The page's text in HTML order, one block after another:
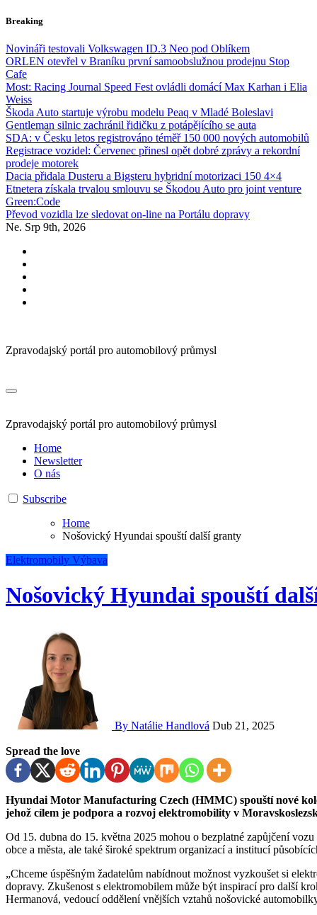
Skip
content
Breaking
Novináři testovali Volkswagen ID.3 Neo pod Oblíkem
ORLEN otevřel v Braníku první samoobslužnou prodejnu Stop
Cafe
Most: Racing Journal Speed Fest ovládli domácí Max Karhan i Elia
Weiss
Škoda Auto startuje výrobu modelu Peaq v Mladé Boleslavi
Gentleman silnic zachránil řidičku z potápějícího se auta
SDA: v Česku letos registrováno téměř 150 000 nových automobilů
Registrace vozidel: Červenec přinesl opět dobré zprávy a rekordní
prodeje motorek
Dacia přidala Dusteru a Bigsteru hybridní motorizaci 150 4×4
Etnetera získala trvalou smlouvu se Škodou Auto pro joint venture
Green:Code
Převod vozidla lze sledovat on-line na Portálu dopravy
Ne. Srp 9th, 2026
Zpravodajský portál pro automobilový průmysl
Zpravodajský portál pro automobilový průmysl
Home
Newsletter
O nás
Subscribe
Home
Nošovický Hyundai spouští další granty
Elektromobily Výbava
Nošovický Hyundai spouští
By Natálie Handlová Dub 21, 2025
Spread the love
Hyundai Motor Manufacturing Czech (HMMC) spouští nové kolo grantového programu Společně pro elektromobilitu,
jehož cílem je podpora a rozvoj elektromobility v
Od 15. dubna do 15. května 2025 mohou o bezplatné zapůjčení
obce a města, ale také široké spektrum organizací a institucí
„Chceme úspěšným žadatelům nabídnout možnost vyzkoušet si
dopravy. Zkušenost s elektromobilem může být inspirací pro další
Hermanová, vedoucí oddělení vnějších vztahů nošovické